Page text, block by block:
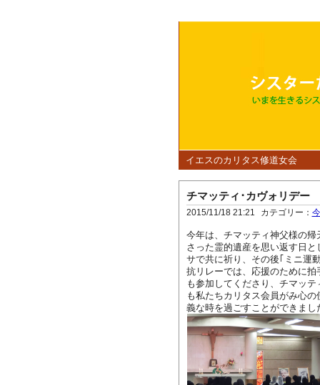
イエスのカリタス修道女会
チマッティ･カヴォリデー
2015/11/18 21:21 カテゴリー：
今年は、チマッティ神父様の
さった霊的遺産を思い返す日
サで共に祈り、その後｢ミニ運
抗リレーでは、応援のために
も参加してくださり、チマッ
も私たちカリタス会員がみ心
義な時を過ごすことができまし